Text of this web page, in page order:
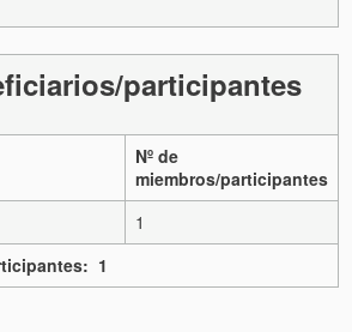
participantes
Nº de
miembros/participantes
1
1